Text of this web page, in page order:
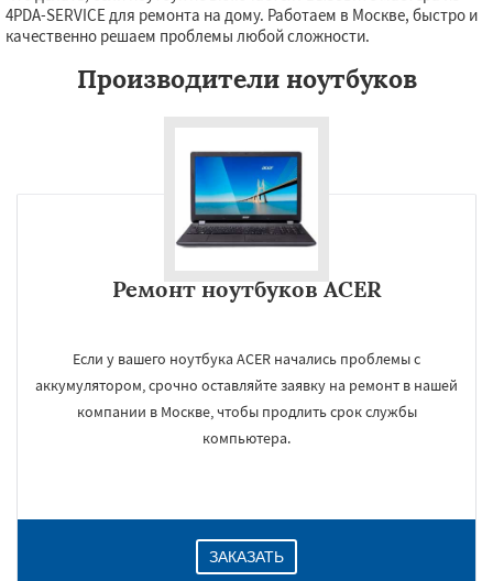
4PDA-SERVICE для ремонта на дому. Работаем в Москве, быстро и
качественно решаем проблемы любой сложности.
Производители ноутбуков
Ремонт ноутбуков ACER
Если у вашего ноутбука ACER начались проблемы с
аккумулятором, срочно оставляйте заявку на ремонт в нашей
компании в Москве, чтобы продлить срок службы
компьютера.
ЗАКАЗАТЬ